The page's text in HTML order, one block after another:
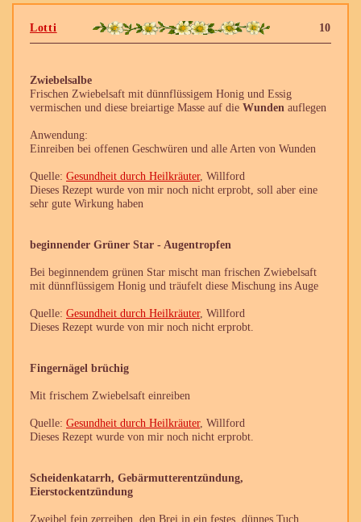
10
Lotti
Zwiebelsalbe
Frischen Zwiebelsaft mit dünnflüssigem Honig und Essig
vermischen und diese breiartige Masse auf die Wunden auflegen
Anwendung:
Einreiben bei offenen Geschwüren und alle Arten von Wunden
Quelle: Gesundheit durch Heilkräuter, Willford
Dieses Rezept wurde von mir noch nicht erprobt, soll aber eine
sehr gute Wirkung haben
beginnender Grüner Star - Augentropfen
Bei beginnendem grünen Star mischt man frischen Zwiebelsaft
mit dünnflüssigem Honig und träufelt diese Mischung ins Auge
Quelle: Gesundheit durch Heilkräuter, Willford
Dieses Rezept wurde von mir noch nicht erprobt.
Fingernägel brüchig
Mit frischem Zwiebelsaft einreiben
Quelle: Gesundheit durch Heilkräuter, Willford
Dieses Rezept wurde von mir noch nicht erprobt.
Scheidenkatarrh, Gebärmutterentzündung,
Eierstockentzündung
Zweibel fein zerreiben, den Brei in ein festes, dünnes Tuch